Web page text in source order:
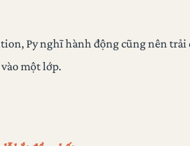
Py nghĩ hành động cũng nên trải
một lớp.